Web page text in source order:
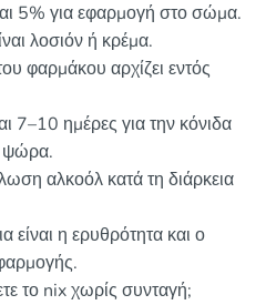
5% για εφαρμογή στο σώμα.
λοσιόν ή κρέμα.
φαρμάκου αρχίζει εντός
7–10 ημέρες για την κόνιδα
ψώρα.
αλκοόλ κατά τη διάρκεια
είναι η ερυθρότητα και ο
το nix χωρίς συνταγή;